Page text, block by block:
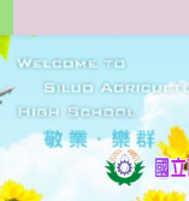
轉
至
要
容